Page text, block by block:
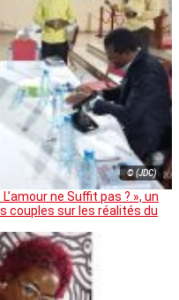
© (JDC)
ne Suffit pas ? », un
couples sur les réalités du